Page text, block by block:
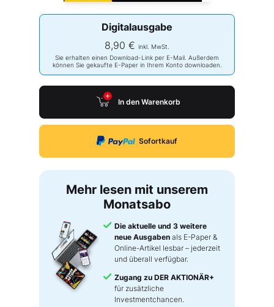
Digitalausgabe
8,90 € inkl. MwSt.
Sie erhalten einen Download-Link per E-Mail. Außerdem
können Sie gekaufte E-Paper in Ihrem Konto downloaden.
In den Warenkorb
Sofortkauf
Mehr lesen mit unserem
Monatsabo
Die aktuelle und 3 weitere
neue Ausgaben als E-Paper &
Online-Artikel lesbar – jederzeit
und überall verfügbar.
Zugang zu DER AKTIONÄR+
für zusätzliche
Investmentchancen.